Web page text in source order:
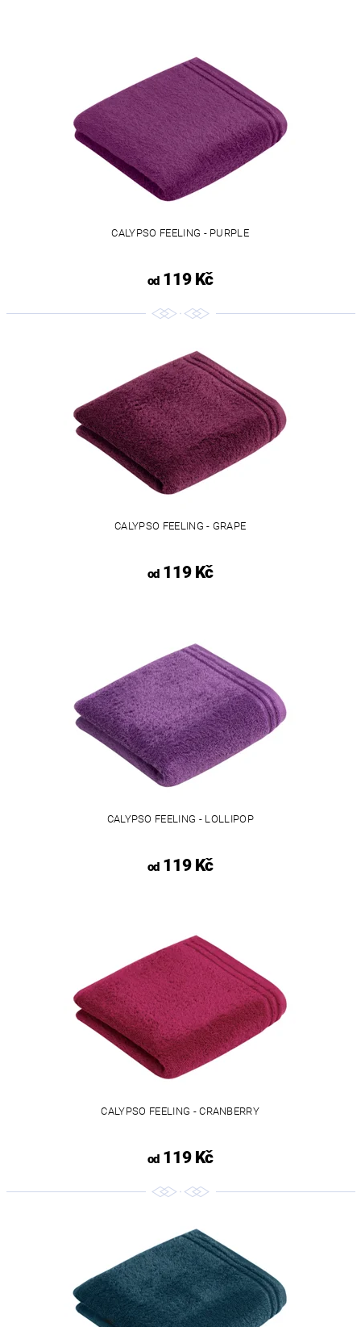
CALYPSO FEELING - PURPLE
od119 Kč
CALYPSO FEELING - GRAPE
od119 Kč
CALYPSO FEELING - LOLLIPOP
od119 Kč
CALYPSO FEELING - CRANBERRY
od119 Kč